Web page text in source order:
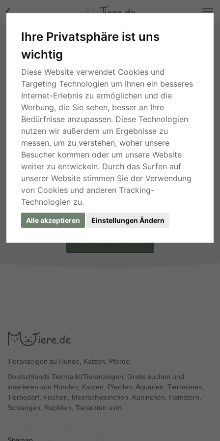
Ihre Privatsphäre ist uns
wichtig
Diese Website verwendet Cookies und
Targeting Technologien um Ihnen ein besseres
Internet-Erlebnis zu ermöglichen und die
Werbung, die Sie sehen, besser an Ihre
Bedürfnisse anzupassen. Diese Technologien
nutzen wir außerdem um Ergebnisse zu
messen, um zu verstehen, woher unsere
Besucher kommen oder um unsere Website
weiter zu entwickeln. Durch das Surfen auf
unserer Website stimmen Sie der Verwendung
von Cookies und anderen Tracking-
Technologien zu.
Alle akzeptieren Einstellungen Ändern
Willy, Mischling - Rüde Bilder
Niedersachsen, vor 3 Jahren
ZURÜCK ZUM INSERAT
Tieranzeigen zu Hunde, Katzen, Pferde.
Deutschlands Tiermarkt/Tieranzeigen. Gratis suchen und
inserieren von Hunden, Katzen, Pferden, Aquarien, Tierheimen,
Tierbedarf, Fischen, Meerschweinchen, Kaninchen, Hamstern,
Schlangen, Reptilien, Tierärzten uvm.